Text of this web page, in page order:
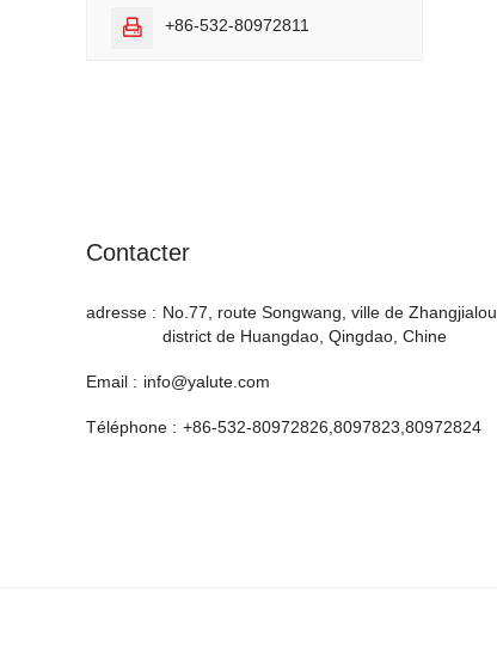
 +86-532-80972811
Contacter
adresse : No.77, route Songwang, ville de Zhangjialou,
district de Huangdao, Qingdao, Chine
Email : info@yalute.com
Téléphone : +86-532-80972826,8097823,80972824